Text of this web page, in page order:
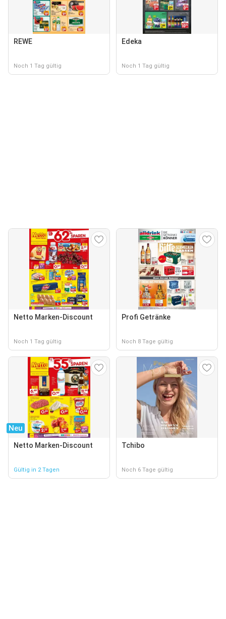
REWE
Noch 1 Tag gültig
Edeka
Noch 1 Tag gültig
Netto Marken-Discount
Noch 1 Tag gültig
Profi Getränke
Noch 8 Tage gültig
Neu
Netto Marken-Discount
Gültig in 2 Tagen
Tchibo
Noch 6 Tage gültig